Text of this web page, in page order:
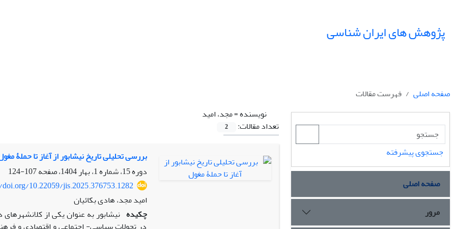
پژوهش های ایران شناسی
صفحه اصلی
فهرست مقالات
نویسنده =مجد، امید
تعداد مقالات:
2
بررسی تحلیلی تاریخ نیشابور از آغاز تا حملۀ
دوره 15، شماره 1، بهار 1404، صفحه
107-124
10.22059/jis.2025.376753.1282
امید مجد، هادی بکائیان
چکیده
جستجوی پیشرفته
صفحه اصلی
مرور